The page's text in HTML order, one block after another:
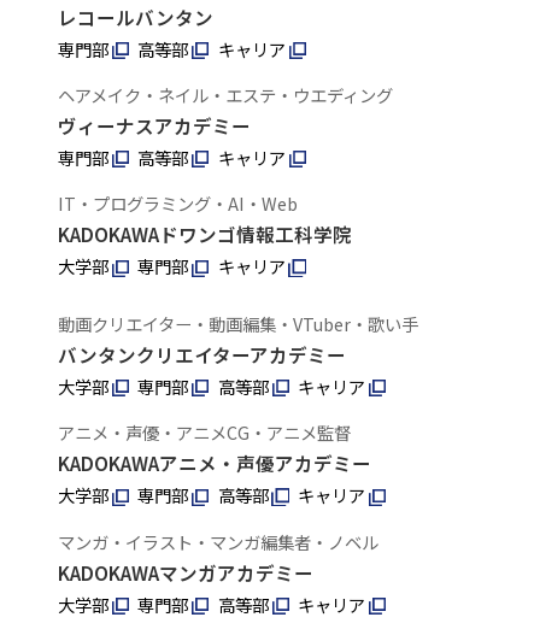
レコールバンタン
専門部 高等部
キャリア
ヘアメイク・ネイル・エステ・ウエディング
ヴィーナスアカデミー
専門部 高等部
キャリア
IT・プログラミング・AI・Web
KADOKAWAドワンゴ情報工科学院
大学部 専門部 キャリア
動画クリエイター・動画編集・VTuber・歌い手
バンタンクリエイターアカデミー
大学部 専門部 高等部
キャリア
アニメ・声優・アニメCG・アニメ監督
KADOKAWAアニメ・声優アカデミー
大学部 専門部 高等部
キャリア
マンガ・イラスト・マンガ編集者・ノベル
KADOKAWAマンガアカデミー
大学部 専門部 高等部
キャリア